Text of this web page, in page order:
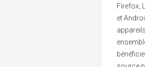
Firefox,
et